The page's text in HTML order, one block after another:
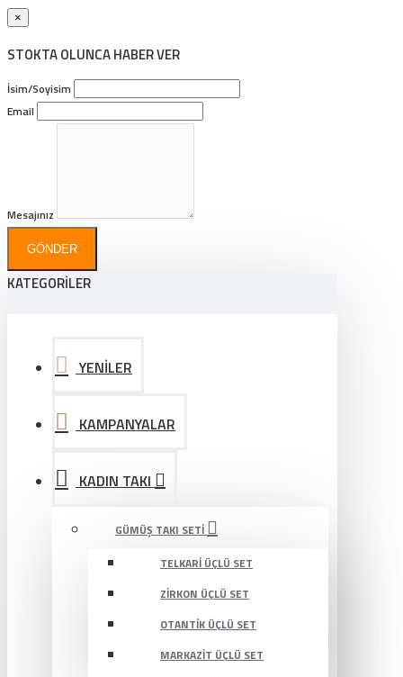
×
STOKTA OLUNCA HABER VER
İsim/Soyisim
Email
Mesajınız
GÖNDER
KATEGORİLER
YENİLER
KAMPANYALAR
KADIN TAKI
GÜMÜŞ TAKI SETI
TELKARI ÜÇLÜ SET
ZIRKON ÜÇLÜ SET
OTANTIK ÜÇLÜ SET
MARKAZIT ÜÇLÜ SET